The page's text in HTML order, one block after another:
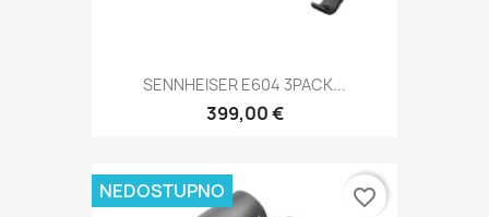
SENNHEISER E604 3PACK...
399,00 €
NEDOSTUPNO favorite_border